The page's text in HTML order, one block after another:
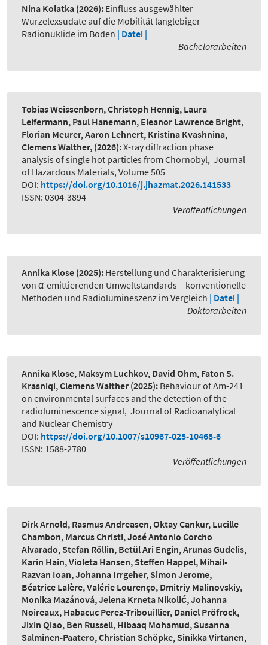
Nina Kolatka (2026): Einfluss ausgewählter
Wurzelexsudate auf die Mobilität langlebiger
Radionuklide im Boden | Datei |
Bachelorarbeiten
Tobias Weissenborn, Christoph Hennig, Laura
Leifermann, Paul Hanemann, Eleanor Lawrence Bright,
Florian Meurer, Aaron Lehnert, Kristina Kvashnina,
Clemens Walther, (2026):X-ray diffraction phase
analysis of single hot particles from Chornobyl, Journal
of Hazardous Materials, Volume 505
DOI: https://doi.org/10.1016/j.jhazmat.2026.141533
ISSN: 0304-3894
Veröffentlichungen
Annika Klose (2025): Herstellung und Charakterisierung
von α-emittierenden Umweltstandards – konventionelle
Methoden und Radiolumineszenz im Vergleich | Datei |
Doktorarbeiten
Annika Klose, Maksym Luchkov, David Ohm, Faton S.
Krasniqi, Clemens Walther (2025): Behaviour of Am-241
on environmental surfaces and the detection of the
radioluminescence signal, Journal of Radioanalytical
and Nuclear Chemistry
DOI: https://doi.org/10.1007/s10967-025-10468-6
ISSN: 1588-2780
Veröffentlichungen
Dirk Arnold, Rasmus Andreasen, Oktay Cankur, Lucille
Chambon, Marcus Christl, José Antonio Corcho
Alvarado, Stefan Röllin, Betül Ari Engin, Arunas Gudelis,
Karin Hain, Violeta Hansen, Steffen Happel, Mihail-
Razvan Ioan, Johanna Irrgeher, Simon Jerome,
Béatrice Lalère, Valérie Lourenço, Dmitriy Malinovskiy,
Monika Mazánová, Jelena Krneta Nikolić, Johanna
Noireaux, Habacuc Perez-Tribouillier, Daniel Pröfrock,
Jixin Qiao, Ben Russell, Hibaaq Mohamud, Susanna
Salminen-Paatero, Christian Schöpke, Sinikka Virtanen,